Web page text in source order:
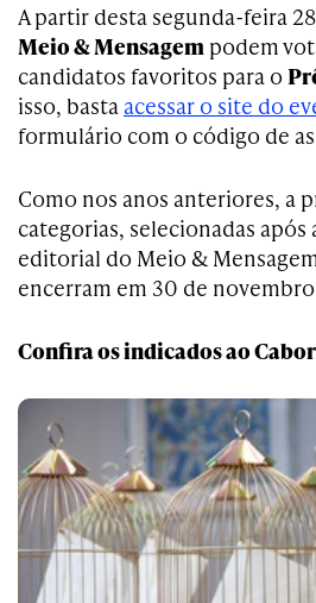
A partir desta segunda-feira
Meio & Mensagem podem
candidatos favoritos para o
isso, basta acessar o site do
formulário com o código de
Como nos anos anteriores, a
categorias, selecionadas
editorial do Meio &
encerram em 30 de
Confira os indicados ao